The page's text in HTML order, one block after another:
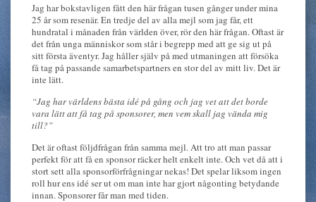
Jag har bokstavligen fått den här frågan tusen gånger under mina
25 år som resenär. En tredje del av alla mejl som jag får, ett
hundratal i månaden från världen över, rör den här frågan. Oftast är
det från unga människor som står i begrepp med att ge sig ut på
sitt första äventyr. Jag håller själv på med utmaningen att försöka
få tag på passande samarbetspartners en stor del av mitt liv. Det är
inte lätt.
“Jag har världens bästa idé på gång och jag vet att det borde
vara lätt att få tag på sponsorer, men vem skall jag vända mig
till?”
Det är oftast följdfrågan från samma mejl. Att tro att man passar
perfekt för att få en sponsor räcker helt enkelt inte. Och vet då att i
stort sett alla sponsorförfrågningar nekas! Det spelar liksom ingen
roll hur ens idé ser ut om man inte har gjort någonting betydande
innan. Sponsorer får man med tiden.